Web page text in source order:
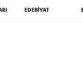
EDEBİYAT